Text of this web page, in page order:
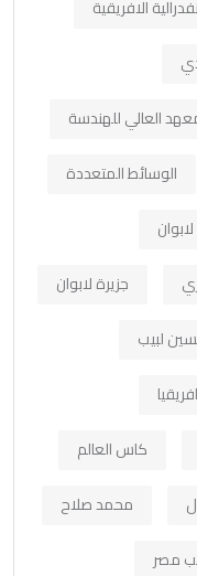
الافريقية
العالي للهندسة
الوسائط المتعددة
جزيرة لابوان
لبيب
كاس العالم
محمد صلاح
مصر